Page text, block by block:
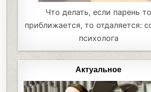
Что делать, если парень то
приближается, то отдаляется:
психолога
Актуальное